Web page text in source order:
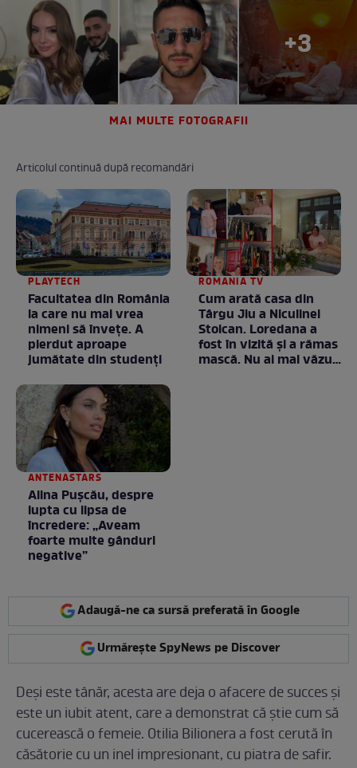
+3
MAI MULTE FOTOGRAFII
Articolul continuă după recomandări
PLAYTECH
Facultatea din România
la care nu mai vrea
nimeni să înveţe. A
pierdut aproape
jumătate din studenţi
ROMANIA TV
Cum arată casa din
Târgu Jiu a Niculinei
Stoican. Loredana a
fost în vizită și a rămas
mască. Nu ai mai văzut
ANTENASTARS
Alina Pușcău, despre
lupta cu lipsa de
încredere: „Aveam
foarte multe gânduri
negative”
Adaugă-ne ca sursă preferată în Google
Urmărește SpyNews pe Discover
Deși este tânăr, acesta are deja o afacere de succes și
este un iubit atent, care a demonstrat că știe cum să
cucerească o femeie. Otilia Bilionera a fost cerută în
căsătorie cu un inel impresionant, cu piatra de safir.